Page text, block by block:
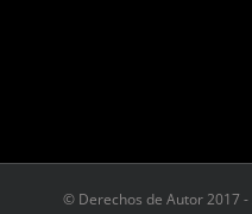
© Derechos de Autor 2017 -